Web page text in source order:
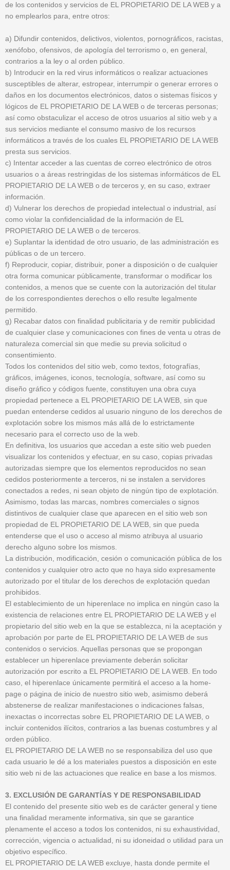
de los contenidos y servicios de EL PROPIETARIO DE LA WEB y a
no emplearlos para, entre otros:
a) Difundir contenidos, delictivos, violentos, pornográficos, racistas,
xenófobo, ofensivos, de apología del terrorismo o, en general,
contrarios a la ley o al orden público.
b) Introducir en la red virus informáticos o realizar actuaciones
susceptibles de alterar, estropear, interrumpir o generar errores o
daños en los documentos electrónicos, datos o sistemas físicos y
lógicos de EL PROPIETARIO DE LA WEB o de terceras personas;
así como obstaculizar el acceso de otros usuarios al sitio web y a
sus servicios mediante el consumo masivo de los recursos
informáticos a través de los cuales EL PROPIETARIO DE LA WEB
presta sus servicios.
c) Intentar acceder a las cuentas de correo electrónico de otros
usuarios o a áreas restringidas de los sistemas informáticos de EL
PROPIETARIO DE LA WEB o de terceros y, en su caso, extraer
información.
d) Vulnerar los derechos de propiedad intelectual o industrial, así
como violar la confidencialidad de la información de EL
PROPIETARIO DE LA WEB o de terceros.
e) Suplantar la identidad de otro usuario, de las administración es
públicas o de un tercero.
f) Reproducir, copiar, distribuir, poner a disposición o de cualquier
otra forma comunicar públicamente, transformar o modificar los
contenidos, a menos que se cuente con la autorización del titular
de los correspondientes derechos o ello resulte legalmente
permitido.
g) Recabar datos con finalidad publicitaria y de remitir publicidad
de cualquier clase y comunicaciones con fines de venta u otras de
naturaleza comercial sin que medie su previa solicitud o
consentimiento.
Todos los contenidos del sitio web, como textos, fotografías,
gráficos, imágenes, iconos, tecnología, software, así como su
diseño gráfico y códigos fuente, constituyen una obra cuya
propiedad pertenece a EL PROPIETARIO DE LA WEB, sin que
puedan entenderse cedidos al usuario ninguno de los derechos de
explotación sobre los mismos más allá de lo estrictamente
necesario para el correcto uso de la web.
En definitiva, los usuarios que accedan a este sitio web pueden
visualizar los contenidos y efectuar, en su caso, copias privadas
autorizadas siempre que los elementos reproducidos no sean
cedidos posteriormente a terceros, ni se instalen a servidores
conectados a redes, ni sean objeto de ningún tipo de explotación.
Asimismo, todas las marcas, nombres comerciales o signos
distintivos de cualquier clase que aparecen en el sitio web son
propiedad de EL PROPIETARIO DE LA WEB, sin que pueda
entenderse que el uso o acceso al mismo atribuya al usuario
derecho alguno sobre los mismos.
La distribución, modificación, cesión o comunicación pública de los
contenidos y cualquier otro acto que no haya sido expresamente
autorizado por el titular de los derechos de explotación quedan
prohibidos.
El establecimiento de un hiperenlace no implica en ningún caso la
existencia de relaciones entre EL PROPIETARIO DE LA WEB y el
propietario del sitio web en la que se establezca, ni la aceptación y
aprobación por parte de EL PROPIETARIO DE LA WEB de sus
contenidos o servicios. Aquellas personas que se propongan
establecer un hiperenlace previamente deberán solicitar
autorización por escrito a EL PROPIETARIO DE LA WEB. En todo
caso, el hiperenlace únicamente permitirá el acceso a la home-
page o página de inicio de nuestro sitio web, asimismo deberá
abstenerse de realizar manifestaciones o indicaciones falsas,
inexactas o incorrectas sobre EL PROPIETARIO DE LA WEB, o
incluir contenidos ilícitos, contrarios a las buenas costumbres y al
orden público.
EL PROPIETARIO DE LA WEB no se responsabiliza del uso que
cada usuario le dé a los materiales puestos a disposición en este
sitio web ni de las actuaciones que realice en base a los mismos.
3. EXCLUSIÓN DE GARANTÍAS Y DE RESPONSABILIDAD
El contenido del presente sitio web es de carácter general y tiene
una finalidad meramente informativa, sin que se garantice
plenamente el acceso a todos los contenidos, ni su exhaustividad,
corrección, vigencia o actualidad, ni su idoneidad o utilidad para un
objetivo específico.
EL PROPIETARIO DE LA WEB excluye, hasta donde permite el